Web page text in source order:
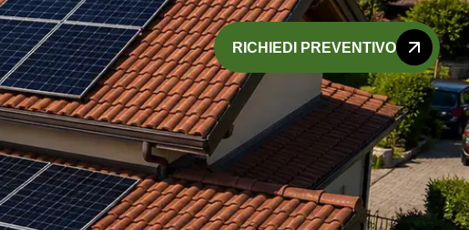
RICHIEDI PREVENTIVO